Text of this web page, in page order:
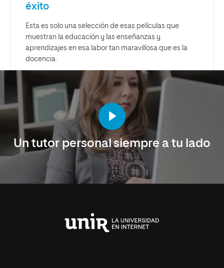
éxito
Esta es solo una selección de esas películas que
muestran la educación y las enseñanzas y
aprendizajes en esa labor tan maravillosa que es la
docencia.
Un tutor personal siempre a tu lado